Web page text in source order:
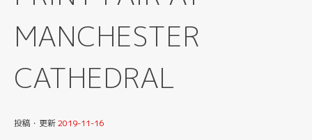
MANCHESTER
CATHEDRAL
投稿・更新2019-11-16